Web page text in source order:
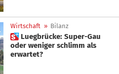
Wirtschaft » Bilanz
 Luegbrücke: Super-Gau
oder weniger schlimm als
erwartet?